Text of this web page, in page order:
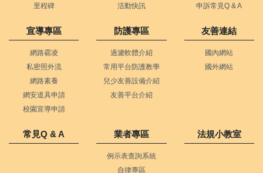
里程碑
活動快訊
申訴常見Q & A
宣導專區
網路霸凌
私密照外流
網路素養
網安道具申請
校園宣導申請
防護專區
過濾軟體介紹
常用平台防護教學
兒少友善設備介紹
友善平台介紹
友善連結
國內網站
國外網站
常見Q & A 業者專區
例示表查詢系統
自律專區
法規小教室